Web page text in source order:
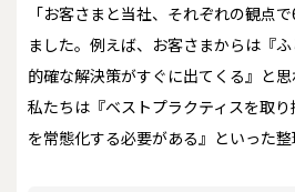
「お客さまと当社、それぞれの観点
ました。例えば、お客さまからは『
的確な解決策がすぐに出てくる』と思
私たちは『ベストプラクティスを取
を常態化する必要がある』といった整